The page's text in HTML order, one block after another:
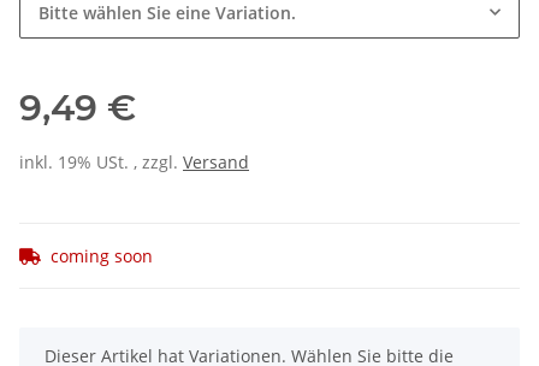
Bitte wählen Sie eine Variation.
9,49 €
inkl. 19% USt. , zzgl. Versand
coming soon
x
Dieser Artikel hat Variationen. Wählen Sie bitte die